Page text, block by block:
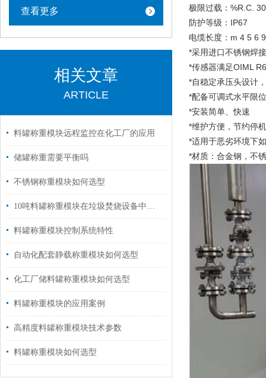
查看更多
相关文章
ARTICLE
料罐称重模块远程监控在化工厂的应用
储罐称重需要平衡吗
不锈钢称重模块如何选型
10吨料罐称重模块在垃圾焚烧设备中的应用
料罐称重模块控制系统特性
自动化配套静载称重模块如何选型
化工厂储料罐称重模块如何选型
料罐称重模块的应用案例
高精度料罐称重模块技术参数
料罐称重模块如何选型
极限过载：%R.C.
防护等级：IP67
电缆长度：m 4 5 6
*采用进口不锈钢焊
*传感器满足OIML
*自稳定承压头设计
*配备可调式水平限
*安装简单、快速
*维护方便，节约停
*适用于恶劣环境下
*材质：合金钢，不